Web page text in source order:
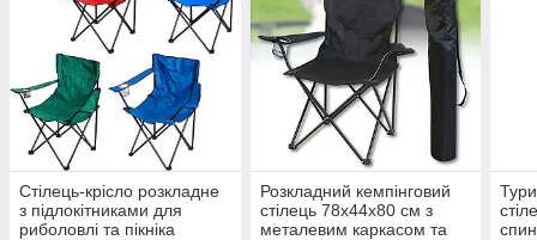
Стілець-крісло розкладне
з підлокітниками для
риболовлі та пікніка
Розкладний кемпінговий
стілець 78х44х80 см з
металевим каркасом та